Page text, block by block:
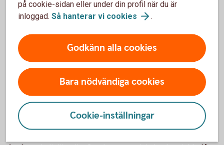
internetbanken eller i appen, utvärdera olika
placeringsmöjligheter utifrån dina mål och behov. Några
Enkelt fondval med färdiga fondpaket
Spara och
Pensionsspara
Uppföljning av dina placeringar
Efter en rådgivning kring ditt sparande kan du senare
på cookie-sidan eller under din profil när du är
inloggad. Så hanterar vi cookies .
Godkänn alla cookies
Bara nödvändiga cookies
Cookie-inställningar